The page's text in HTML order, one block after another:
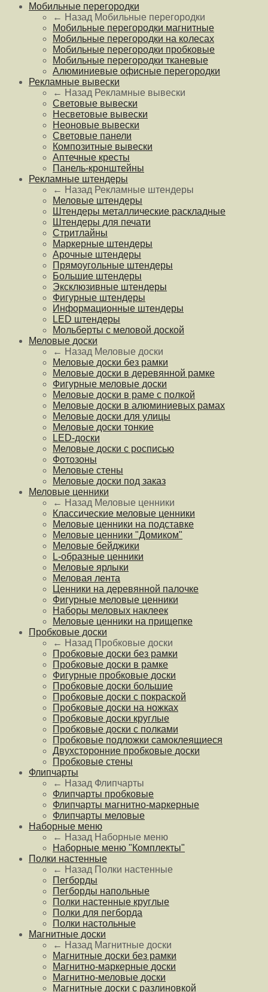
Мобильные перегородки
← Назад Мобильные перегородки
Мобильные перегородки магнитные
Мобильные перегородки на колесах
Мобильные перегородки пробковые
Мобильные перегородки тканевые
Алюминиевые офисные перегородки
Рекламные вывески
← Назад Рекламные вывески
Световые вывески
Несветовые вывески
Неоновые вывески
Световые панели
Композитные вывески
Аптечные кресты
Панель-кронштейны
Рекламные штендеры
← Назад Рекламные штендеры
Меловые штендеры
Штендеры металлические раскладные
Штендеры для печати
Стритлайны
Маркерные штендеры
Арочные штендеры
Прямоугольные штендеры
Большие штендеры
Эксклюзивные штендеры
Фигурные штендеры
Информационные штендеры
LED штендеры
Мольберты с меловой доской
Меловые доски
← Назад Меловые доски
Меловые доски без рамки
Меловые доски в деревянной рамке
Фигурные меловые доски
Меловые доски в раме с полкой
Меловые доски в алюминиевых рамах
Меловые доски для улицы
Меловые доски тонкие
LED-доски
Меловые доски с росписью
Фотозоны
Меловые стены
Меловые доски под заказ
Меловые ценники
← Назад Меловые ценники
Классические меловые ценники
Меловые ценники на подставке
Меловые ценники "Домиком"
Меловые бейджики
L-образные ценники
Меловые ярлыки
Меловая лента
Ценники на деревянной палочке
Фигурные меловые ценники
Наборы меловых наклеек
Меловые ценники на прищепке
Пробковые доски
← Назад Пробковые доски
Пробковые доски без рамки
Пробковые доски в рамке
Фигурные пробковые доски
Пробковые доски большие
Пробковые доски с покраской
Пробковые доски на ножках
Пробковые доски круглые
Пробковые доски с полками
Пробковые подложки самоклеящиеся
Двухсторонние пробковые доски
Пробковые стены
Флипчарты
← Назад Флипчарты
Флипчарты пробковые
Флипчарты магнитно-маркерные
Флипчарты меловые
Наборные меню
← Назад Наборные меню
Наборные меню "Комплекты"
Полки настенные
← Назад Полки настенные
Пегборды
Пегборды напольные
Полки настенные круглые
Полки для пегборда
Полки настольные
Магнитные доски
← Назад Магнитные доски
Магнитные доски без рамки
Магнитно-маркерные доски
Магнитно-меловые доски
Магнитные доски с разлиновкой